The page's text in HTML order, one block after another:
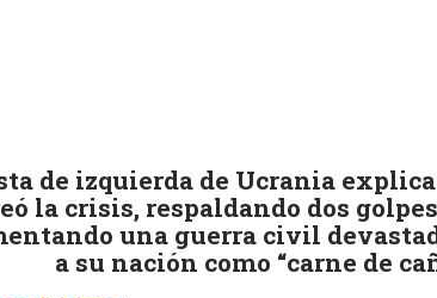
de izquierda de Ucrania
la crisis, respaldando dos
una guerra civil
a su nación como “carne de